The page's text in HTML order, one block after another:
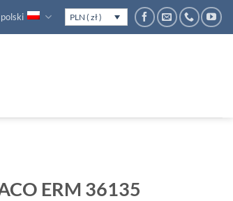
polski PLN ( zł )
ERM 36135